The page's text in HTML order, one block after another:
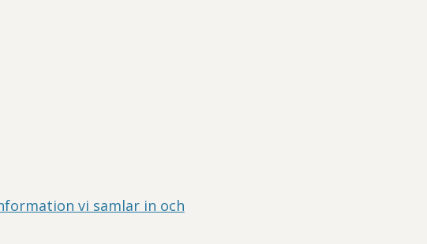
vi samlar in och